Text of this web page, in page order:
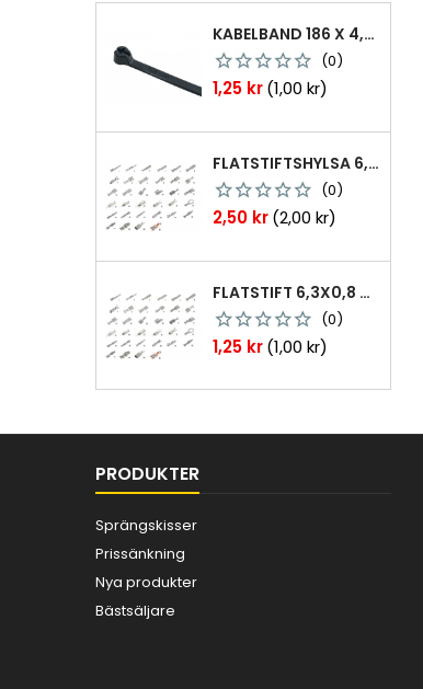
KABELBAND 186 X 4,8MM TY25MX TY-RAP SVARTA 1000 ST
(0)
Pris
1,25 kr(1,00 kr)
FLATSTIFTSHYLSA 6,3X0,8 1,0-2,5 MM² 100ST NABB
(0)
Pris
2,50 kr(2,00 kr)
FLATSTIFT 6,3X0,8 M. NABB 1,0-2,5 MM2 100ST
(0)
Pris
1,25 kr(1,00 kr)
PRODUKTER
Sprängskisser
Prissänkning
Nya produkter
Bästsäljare